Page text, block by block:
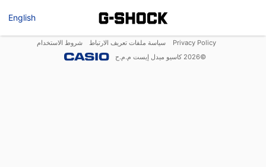
English
Privacy Policy سياسة ملفات تعريف الارتباط
شروط الاستخدام
©
2026 كاسيو ميدل إيست م.م.ح